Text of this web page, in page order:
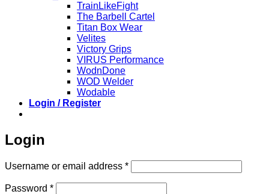
TrainLikeFight
The Barbell Cartel
Titan Box Wear
Velites
Victory Grips
VIRUS Performance
WodnDone
WOD Welder
Wodable
Login / Register
Login
Username or email address *Required
Password *Required